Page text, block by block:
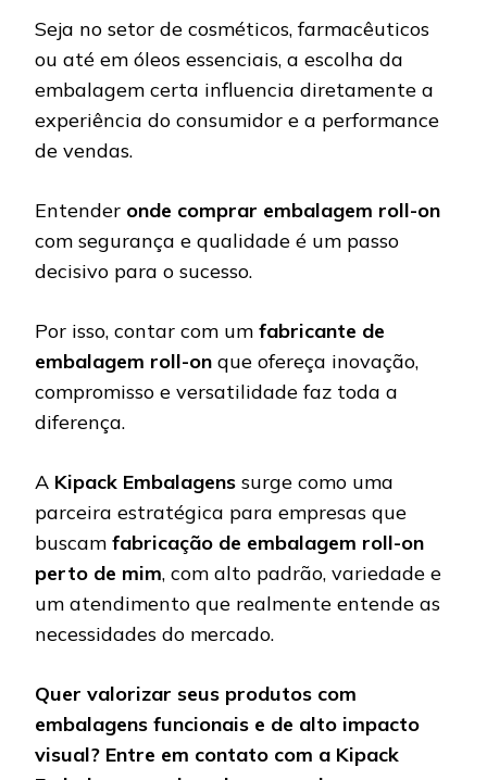
Seja no setor de cosméticos, farmacêuticos
ou até em óleos essenciais, a escolha da
embalagem certa influencia diretamente a
experiência do consumidor e a performance
de vendas.
Entender onde comprar embalagem roll-on
com segurança e qualidade é um passo
decisivo para o sucesso.
Por isso, contar com um fabricante de
embalagem roll-on que ofereça inovação,
compromisso e versatilidade faz toda a
diferença.
A Kipack Embalagens surge como uma
parceira estratégica para empresas que
buscam fabricação de embalagem roll-on
perto de mim, com alto padrão, variedade e
um atendimento que realmente entende as
necessidades do mercado.
Quer valorizar seus produtos com
embalagens funcionais e de alto impacto
visual? Entre em contato com a Kipack